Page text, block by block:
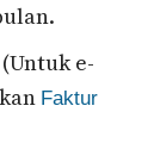
e-
Faktur